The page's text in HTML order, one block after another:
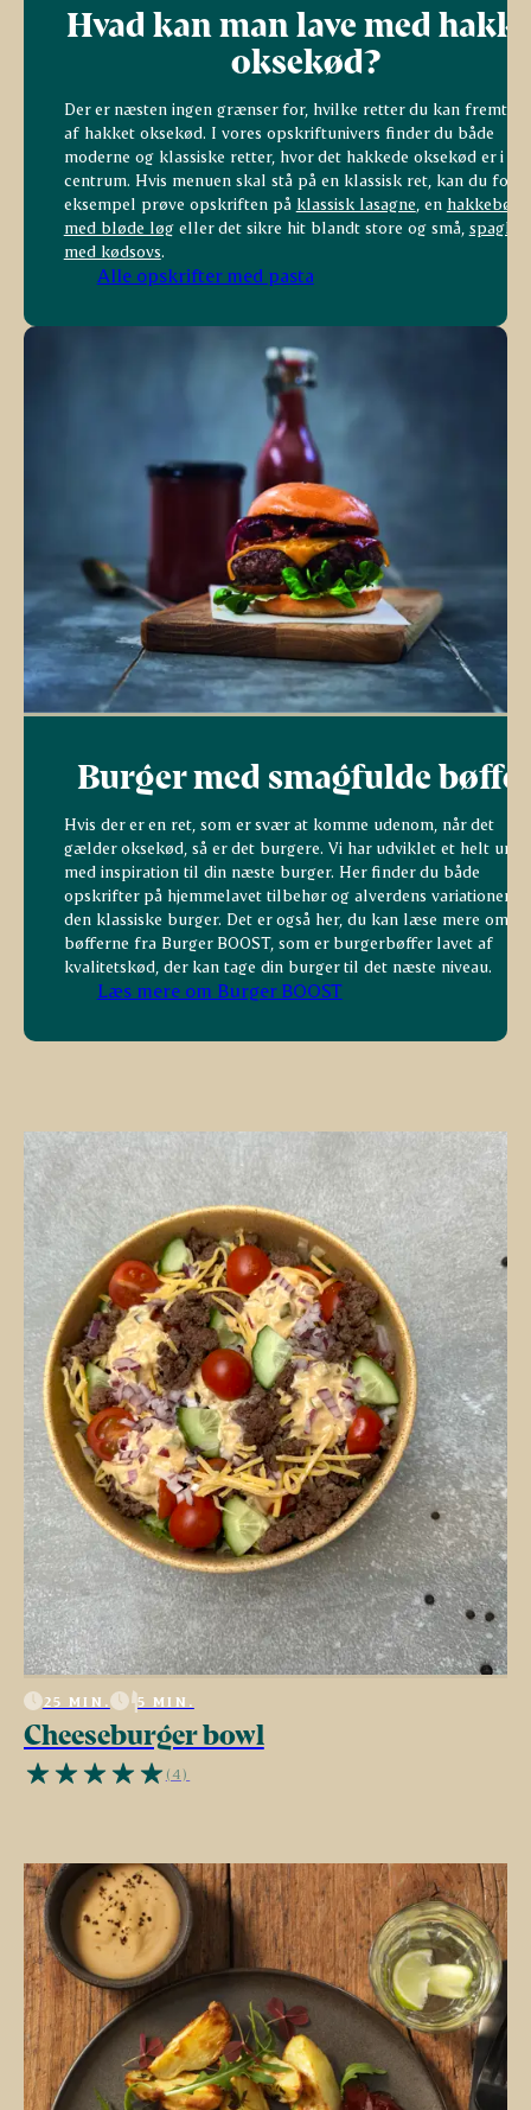
Hvad kan man lave med
oksekød?
Der er næsten ingen grænser for, hvilke retter du kan
af hakket oksekød. I vores opskriftunivers finder du både
moderne og klassiske retter, hvor det hakkede oksekød er i
centrum. Hvis menuen skal stå på en klassisk ret, kan du for
eksempel prøve opskriften på klassisk lasagne , en hakkebøf
med bløde løgeller det sikre hit blandt store og små,
med kødsovs.
Alle opskrifter med pasta
Burger med smagfulde
Hvis der er en ret, som er svær at komme udenom, når det
gælder oksekød, så er det burgere. Vi har udviklet et helt
med inspiration til din næste burger. Her finder du både
opskrifter på hjemmelavet tilbehør og alverdens variationer af
den klassiske burger. Det er også her, du kan læse mere om
bøfferne fra Burger BOOST, som er burgerbøffer lavet af
kvalitetskød, der kan tage din burger til det næste niveau.
Læs mere om Burger BOOST
25 MIN. 5 MIN.
Cheeseburger bowl
(4)